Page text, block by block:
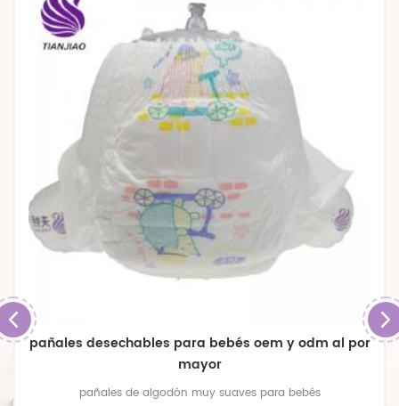
pañales desechables para bebés oem y odm al por
mayor
pañales de algodón muy suaves para bebés